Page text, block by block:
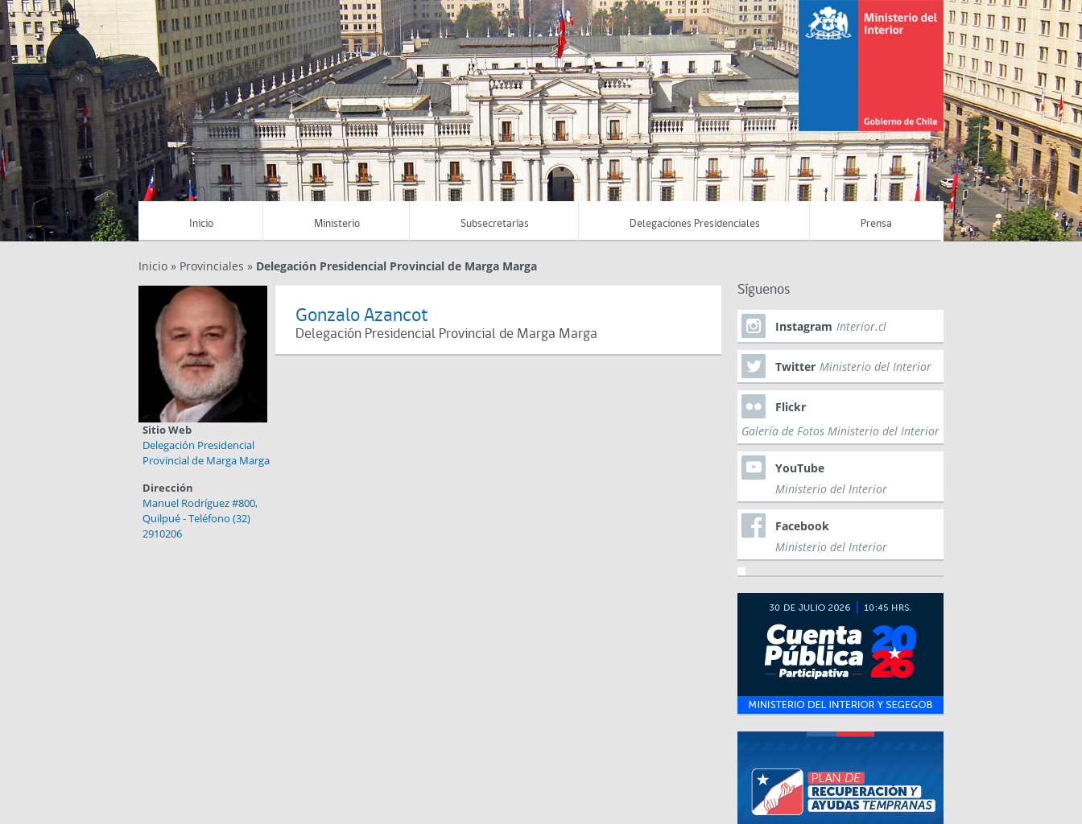
Inicio Ministerio Subsecretarías Delegaciones Presidenciales Prensa
Inicio » Provinciales » Delegación Presidencial Provincial de Marga Marga
Sitio Web
Delegación Presidencial
Provincial de Marga Marga
Dirección
Manuel Rodríguez #800,
Quilpué - Teléfono (32)
2910206
Gonzalo Azancot
Delegación Presidencial Provincial de Marga Marga
Síguenos
Instagram Interior.cl
Twitter Ministerio del Interior
Flickr
Galería de Fotos Ministerio del Interior
YouTube
Ministerio del Interior
Facebook
Ministerio del Interior